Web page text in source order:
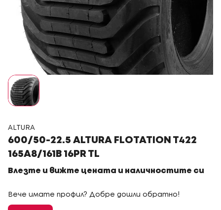
ALTURA
600/50-22.5 ALTURA FLOTATION T422
165A8/161B 16PR TL
Влезте и вижте цената и наличностите си
Вече имате профил? Добре дошли обратно!